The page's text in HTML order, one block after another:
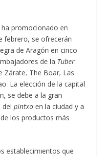
promocionado en
febrero, se ofrecerán
de Aragón en cinco
de la Tuber
Zárate, The Boar, Las
La elección de la capital
se debe a la gran
delpintxo en la ciudad y a
los productos más
establecimientos que